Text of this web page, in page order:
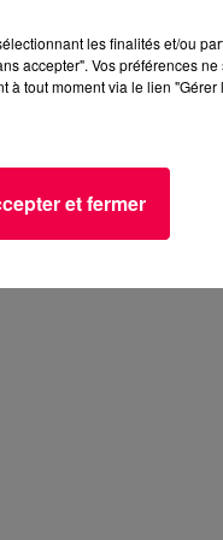
pour rendre le
d'être lui aussi
réalisé une belle
les finalités et/ou
accepter". Vos préférences
à tout moment via le lien
et fermer